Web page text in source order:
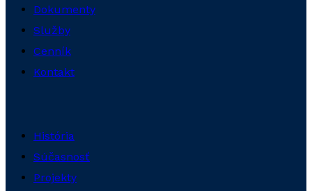
Dokumenty
Služby
Cenník
Kontakt
História
Súčasnosť
Projekty